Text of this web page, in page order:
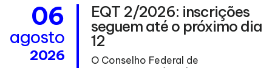
06
agosto
2026
EQT 2/2026: inscrições
seguem até o próximo dia
12
O Conselho Federal de